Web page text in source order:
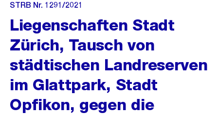
STRB Nr. 1291/2021
Liegenschaften Stadt
Zürich, Tausch von
städtischen Landreserven
im Glattpark, Stadt
Opfikon, gegen die